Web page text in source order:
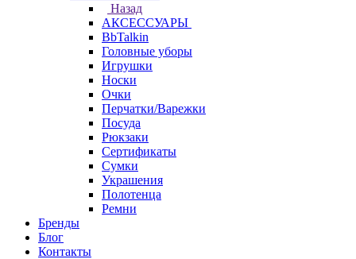
Назад
АКСЕССУАРЫ
BbTalkin
Головные уборы
Игрушки
Носки
Очки
Перчатки/Варежки
Посуда
Рюкзаки
Сертификаты
Сумки
Украшения
Полотенца
Ремни
Бренды
Блог
Контакты